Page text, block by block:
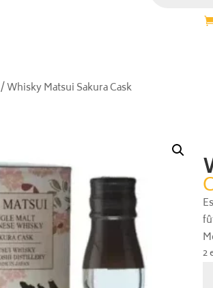
/ Whisky Matsui Sakura Cask
2